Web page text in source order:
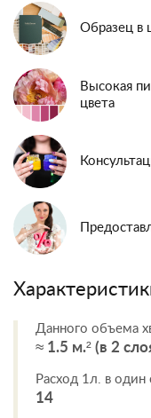
Образец в
Высокая
цвета
Данного объема
≈ 1.5 м.² (в 2
Расход 1л. в один
14